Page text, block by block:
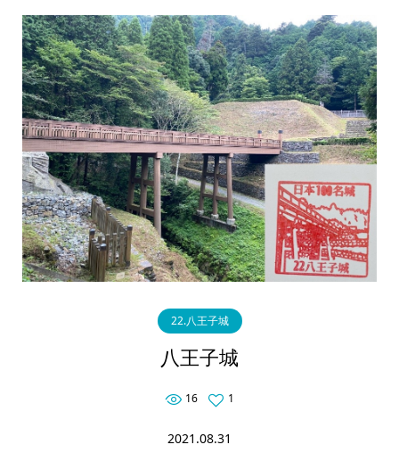
22.八王子城
八王子城
16 1
2021.08.31